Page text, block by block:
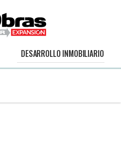
DESARROLLO INMOBILIARIO